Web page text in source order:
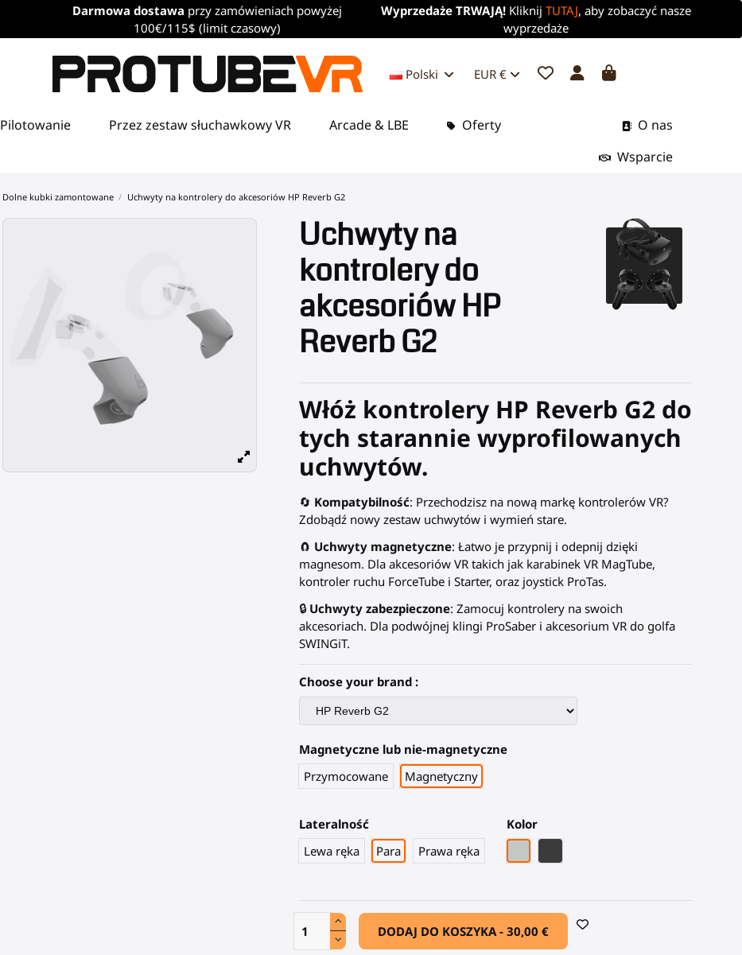
Darmowa dostawa przy zamówieniach powyżej
100€/115$ (limit czasowy)
Wyprzedaże TRWAJĄ! KliknijTUTAJ, aby zobaczyć nasze
wyprzedaże
EUR €
Polski
Pilotowanie Przez zestaw słuchawkowy VR Arcade & LBE Oferty
O nas
Wsparcie
Dolne kubki zamontowane Uchwyty na kontrolery do akcesoriów HP Reverb G2
Uchwyty na
kontrolery do
akcesoriów HP
Reverb G2
Włóż kontrolery HP Reverb G2 do
tych starannie wyprofilowanych
uchwytów.
🔄 Kompatybilność: Przechodzisz na nową markę kontrolerów VR?
Zdobądź nowy zestaw uchwytów i wymień stare.
🧲 Uchwyty magnetyczne: Łatwo je przypnij i odepnij dzięki
magnesom. Dla akcesoriów VR takich jak karabinek VR MagTube,
kontroler ruchu ForceTube i Starter, oraz joystick ProTas.
🔒 Uchwyty zabezpieczone: Zamocuj kontrolery na swoich
akcesoriach. Dla podwójnej klingi ProSaber i akcesorium VR do golfa
SWINGiT.
Choose your brand :
Magnetyczne lub nie-magnetyczne
Przymocowane
Magnetyczny
Lateralność
Lewa ręka
Para Prawa ręka
Kolor
DODAJ DO KOSZYKA -30,00 €